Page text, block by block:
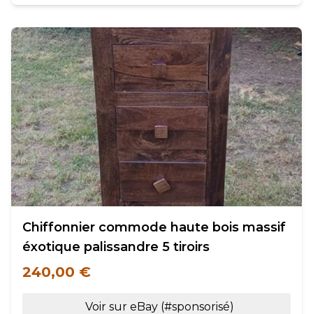
Chiffonnier commode haute bois massif
éxotique palissandre 5 tiroirs
240,00 €
Voir sur eBay (#sponsorisé)